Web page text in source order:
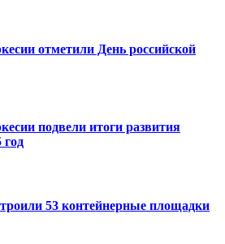
отметили День российской
подвели итоги развития
год
53 контейнерные площадки